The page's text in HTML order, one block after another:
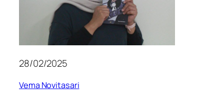
28/02/2025
Vema Novitasari